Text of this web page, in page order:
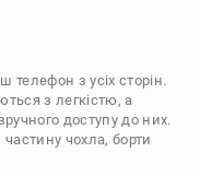
телефон з усіх сторін.
з легкістю, а
доступу до них.
чохла, борти